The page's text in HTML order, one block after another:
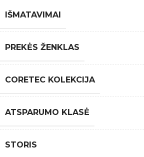
IŠMATAVIMAI
PREKĖS ŽENKLAS
CORETEC KOLEKCIJA
ATSPARUMO KLASĖ
STORIS